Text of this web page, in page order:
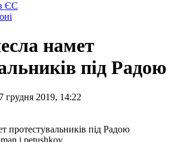
ЄС
намет
під Радою
грудня 2019, 14:22